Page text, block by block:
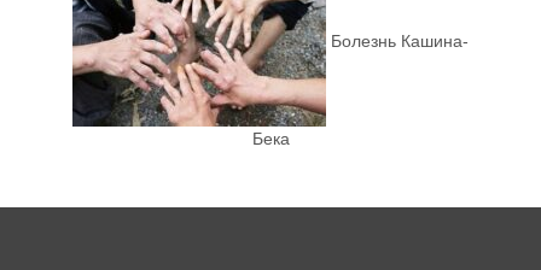
Болезнь Кашина-
Бека